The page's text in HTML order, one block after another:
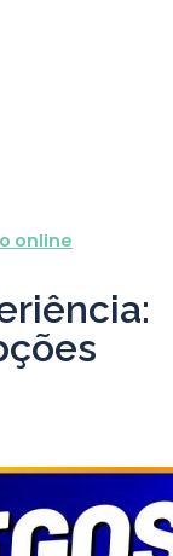
online